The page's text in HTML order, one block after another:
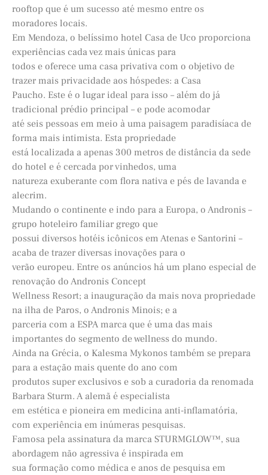
rooftop que é um sucesso até mesmo entre os
moradores locais.
Em Mendoza, o belíssimo hotel Casa de Uco proporciona
experiências cada vez mais únicas para
todos e oferece uma casa privativa com o objetivo de
trazer mais privacidade aos hóspedes: a Casa
Paucho. Este é o lugar ideal para isso – além do já
tradicional prédio principal – e pode acomodar
até seis pessoas em meio à uma paisagem paradisíaca de
forma mais intimista. Esta propriedade
está localizada a apenas 300 metros de distância da sede
do hotel e é cercada por vinhedos, uma
natureza exuberante com flora nativa e pés de lavanda e
alecrim.
Mudando o continente e indo para a Europa, o Andronis –
grupo hoteleiro familiar grego que
possui diversos hotéis icônicos em Atenas e Santorini –
acaba de trazer diversas inovações para o
verão europeu. Entre os anúncios há um plano especial de
renovação do Andronis Concept
Wellness Resort; a inauguração da mais nova propriedade
na ilha de Paros, o Andronis Minois; e a
parceria com a ESPA marca que é uma das mais
importantes do segmento de wellness do mundo.
Ainda na Grécia, o Kalesma Mykonos também se prepara
para a estação mais quente do ano com
produtos super exclusivos e sob a curadoria da renomada
Barbara Sturm. A alemã é especialista
em estética e pioneira em medicina anti-inflamatória,
com experiência em inúmeras pesquisas.
Famosa pela assinatura da marca STURMGLOW™, sua
abordagem não agressiva é inspirada em
sua formação como médica e anos de pesquisa em